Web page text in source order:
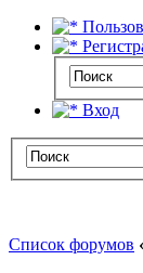
Вход
Список форумов ‹